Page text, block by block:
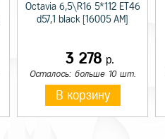
Octavia 6,5\R16 5*112 ET46
d57,1 black [16005 AM]
3 278 р.
Осталось: больше 10 шт.
В корзину